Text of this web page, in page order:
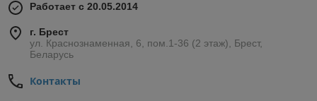
Работает с 20.05.2014
г. Брест
ул. Краснознаменная, 6, пом.1-36 (2 этаж), Брест,
Беларусь
Контакты